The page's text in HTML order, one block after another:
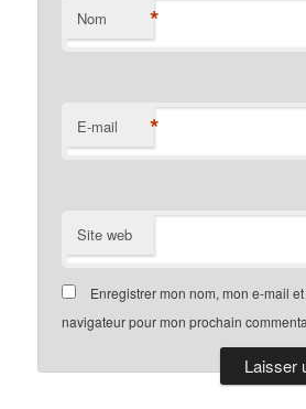
Nom *
E-mail *
Site web
Enregistrer mon nom, mon e-mail
navigateur pour mon prochain